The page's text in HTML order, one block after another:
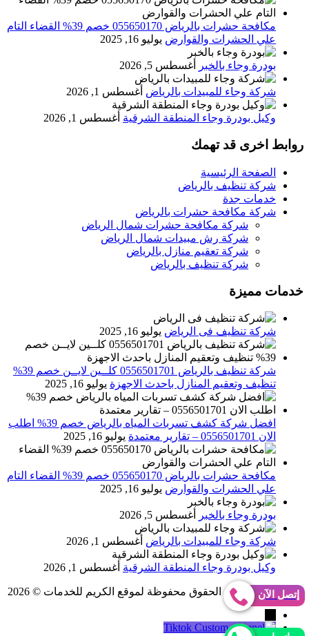
مكافحة حشرات بالرياض 055650170 خصم 39% القضاء التام
علي الحشرات والقوارض يوليو 16, 2025
بودرة وجاء بالخبر أغسطس 5, 2026
شركة وجاء للمبيدات بالرياض أغسطس 1, 2026
وكيل بودرة وجاء المنطقة الشرقية أغسطس 1, 2026
روابط اخرى قد تهمك
الصفحة الرئيسية
شركة تنظيف بالرياض
خدمات جدة
شركة مكافحة حشرات بالرياض
شركة مكافحة حشرات شمال الرياض
شركة رش مبيدات شمال الرياض
شركة تعقيم منازل بالرياض
شركة تنظيف بالرياض
خدمات مميزة
شركة تنظيف فى الرياض يوليو 16, 2025
شركة تنظيف بالرياض 0556501701 كلــين لايــن خصم 39%
تنظيف وتعقيم المنازل باحدث الاجهزة يوليو 16, 2025
افضل شركة كشف تسربات المياه بالرياض خصم 39% اطلب
الان 0556501701‬‏ – تقارير معتمدة
يوليو 16, 2025
مكافحة حشرات بالرياض 055650170 خصم 39% القضاء التام
علي الحشرات والقوارض يوليو 16, 2025
بودرة وجاء بالخبر أغسطس 5, 2026
شركة وجاء للمبيدات بالرياض أغسطس 1, 2026
وكيل بودرة وجاء المنطقة الشرقية أغسطس 1, 2026
Abo Gomaa جميع الحقوق محفوظة لموقع الكريم للخدمات © 2026 إتصل الآن
Tiktok